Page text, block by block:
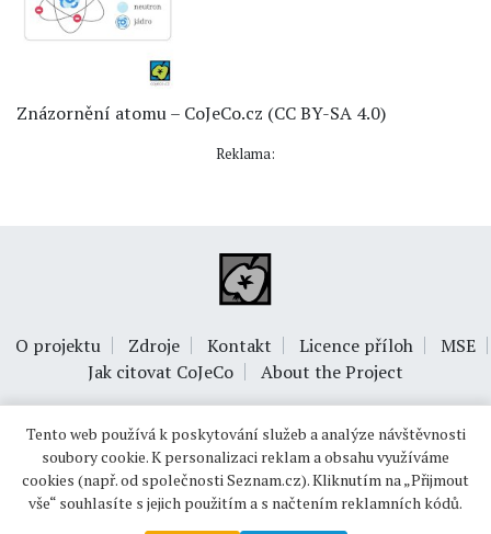
Znázornění atomu – CoJeCo.cz (CC BY-SA 4.0)
Reklama:
O projektu Zdroje Kontakt Licence příloh
MSE
Jak citovat CoJeCo
About the Project
© 1999-2026OPTIMUS s.r.o.
Tento web používá k poskytování služeb a analýze návštěvnosti
soubory cookie. K personalizaci reklam a obsahu využíváme
cookies (např. od společnosti Seznam.cz). Kliknutím na „Přijmout
vše“ souhlasíte s jejich použitím a s načtením reklamních kódů.